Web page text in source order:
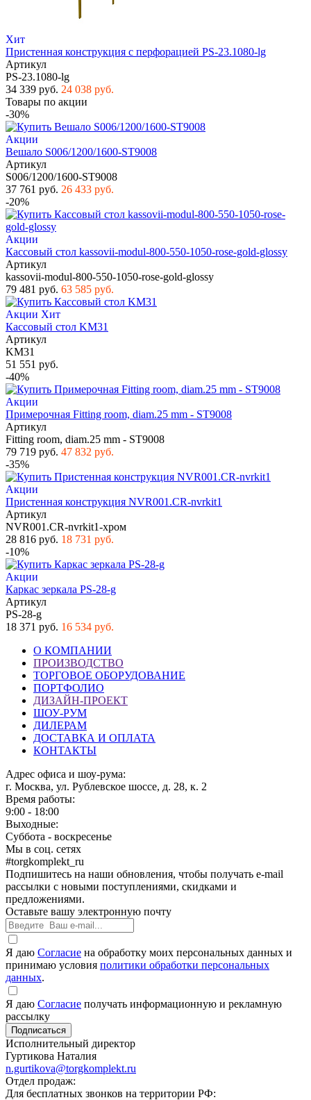
Хит
Пристенная конструкция с перфорацией PS-23.1080-lg
Артикул
PS-23.1080-lg
34 339 руб. 24 038 руб.
Товары по акции
-30%
Акции
Вешало S006/1200/1600-ST9008
Артикул
S006/1200/1600-ST9008
37 761 руб. 26 433 руб.
-20%
Акции
Кассовый стол kassovii-modul-800-550-1050-rose-gold-glossy
Артикул
kassovii-modul-800-550-1050-rose-gold-glossy
79 481 руб. 63 585 руб.
Акции Хит
Кассовый стол KM31
Артикул
KM31
51 551 руб.
-40%
Акции
Примерочная Fitting room, diam.25 mm - ST9008
Артикул
Fitting room, diam.25 mm - ST9008
79 719 руб. 47 832 руб.
-35%
Акции
Пристенная конструкция NVR001.CR-nvrkit1
Артикул
NVR001.CR-nvrkit1-хром
28 816 руб. 18 731 руб.
-10%
Акции
Каркас зеркала PS-28-g
Артикул
PS-28-g
18 371 руб. 16 534 руб.
О КОМПАНИИ
ПРОИЗВОДСТВО
ТОРГОВОЕ ОБОРУДОВАНИЕ
ПОРТФОЛИО
ДИЗАЙН-ПРОЕКТ
ШОУ-РУМ
ДИЛЕРАМ
ДОСТАВКА И ОПЛАТА
КОНТАКТЫ
Адрес офиса и шоу-рума:
г. Москва, ул. Рублевское шоссе, д. 28, к. 2
Время работы:
9:00 - 18:00
Выходные:
Суббота - воскресенье
Мы в соц. сетях
#torgkomplekt_ru
Подпишитесь на наши обновления, чтобы получать e-mail
рассылки с новыми поступлениями, скидками и
предложениями.
Оставьте вашу электронную почту
Я даю Согласие на обработку моих персональных данных и
принимаю условия политики обработки персональных
данных.
Я даю Согласие получать информационную и рекламную
рассылку
Исполнительный директор
Гуртикова Наталия
n.gurtikova@torgkomplekt.ru
Отдел продаж:
Для бесплатных звонков на территории РФ: